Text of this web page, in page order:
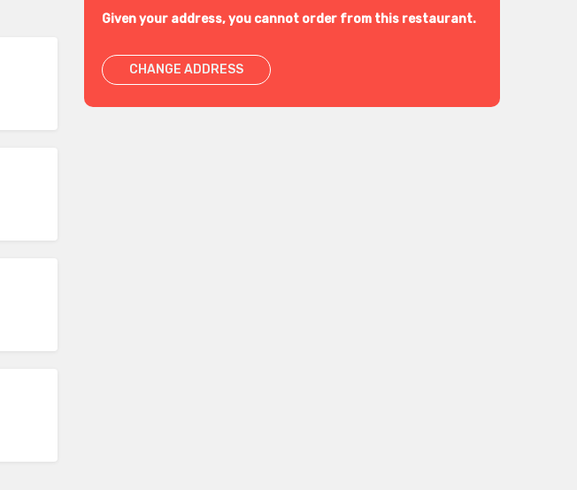
Given your address, you cannot order from this restaurant.
CHANGE ADDRESS